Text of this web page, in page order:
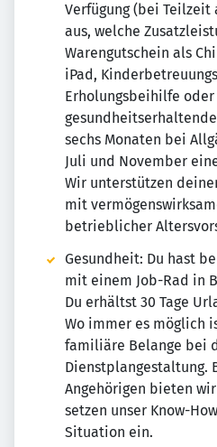
Verfügung (bei
aus, welche
Warengutschein als
iPad,
Erholungsbeihilfe oder
sechs Monaten bei
Juli und November
Wir unterstützen
mit
betrieblicher
Gesundheit: Du hast
mit einem Job-Rad in
Du erhältst 30 Tage
Wo immer es möglich
familiäre Belange bei
Dienstplangestaltung.
Angehörigen bieten
setzen unser Know-
Situation ein.